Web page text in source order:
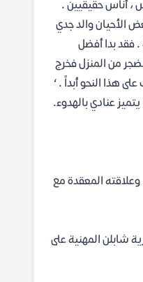
، أناس حقيقيين .
الأحيان والد جدي
فقد بدا أفضل
من المنزل فخرج
هذا النحو أبداً . ‘
عنادي بالهدوء.
وعلاقته المعقدة مع
شابلن المهنية على